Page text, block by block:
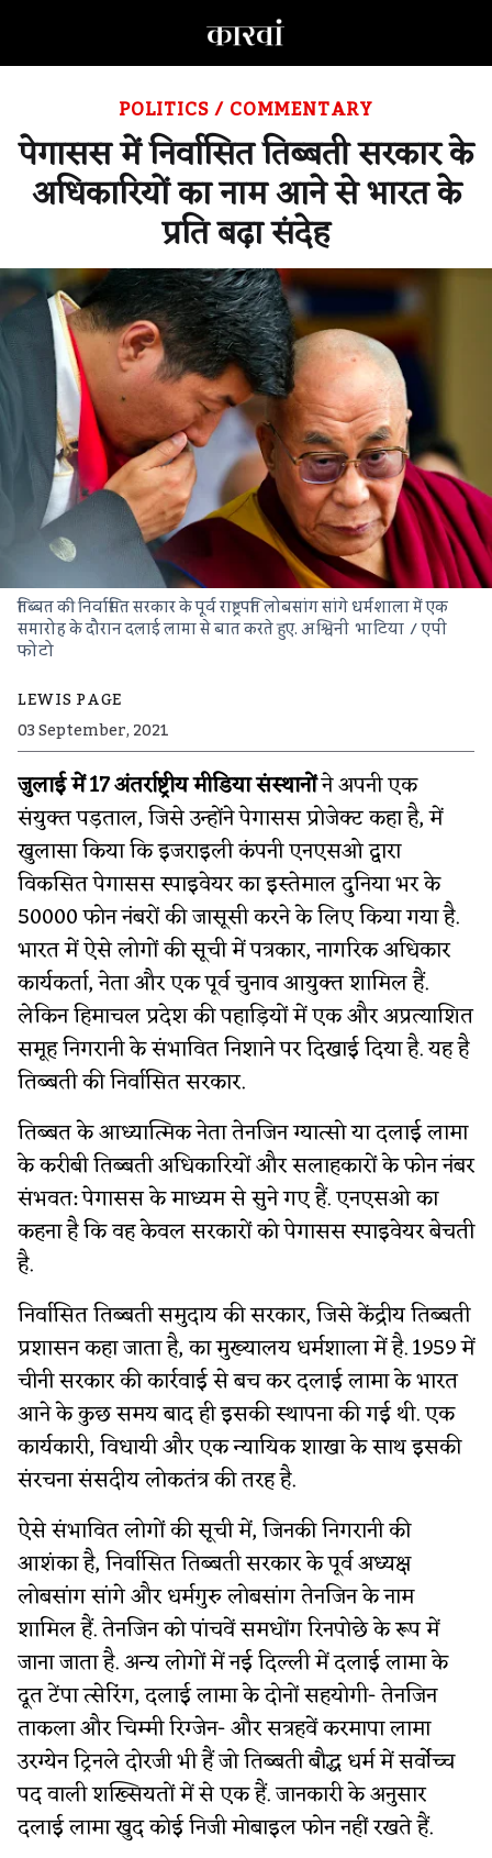
POLITICS/COMMENTARY
पेगासस में निर्वासित तिब्बती सरकार के
अधिकारियों का नाम आने से भारत के
प्रति बढ़ा संदेह
तिब्बत की निर्वासित सरकार के पूर्व राष्ट्रपति लोबसांग सांगे धर्मशाला में एक
समारोह के दौरान दलाई लामा से बात करते हुए.अश्विनी भाटिया / एपी
फोटो
LEWIS PAGE
03 September, 2021
जुलाई में 17 अंतर्राष्ट्रीय मीडिया संस्थानोंने अपनी एक
संयुक्त पड़ताल, जिसे उन्होंने पेगासस प्रोजेक्ट कहा है, में
खुलासा किया कि इजराइली कंपनी एनएसओ द्वारा
विकसित पेगासस स्पाइवेयर का इस्तेमाल दुनिया भर के
50000 फोन नंबरों की जासूसी करने के लिए किया गया है.
भारत में ऐसे लोगों की सूची में पत्रकार, नागरिक अधिकार
कार्यकर्ता, नेता और एक पूर्व चुनाव आयुक्त शामिल हैं.
लेकिन हिमाचल प्रदेश की पहाड़ियों में एक और अप्रत्याशित
समूह निगरानी के संभावित निशाने पर दिखाई दिया है. यह है
तिब्बती की निर्वासित सरकार.
तिब्बत के आध्यात्मिक नेता तेनजिन ग्यात्सो या दलाई लामा
के करीबी तिब्बती अधिकारियों और सलाहकारों के फोन नंबर
संभवत: पेगासस के माध्यम से सुने गए हैं. एनएसओ का
कहना है कि वह केवल सरकारों को पेगासस स्पाइवेयर बेचती
है.
निर्वासित तिब्बती समुदाय की सरकार, जिसे केंद्रीय तिब्बती
प्रशासन कहा जाता है, का मुख्यालय धर्मशाला में है. 1959 में
चीनी सरकार की कार्रवाई से बच कर दलाई लामा के भारत
आने के कुछ समय बाद ही इसकी स्थापना की गई थी. एक
कार्यकारी, विधायी और एक न्यायिक शाखा के साथ इसकी
संरचना संसदीय लोकतंत्र की तरह है.
ऐसे संभावित लोगों की सूची में, जिनकी निगरानी की
आशंका है, निर्वासित तिब्बती सरकार के पूर्व अध्यक्ष
लोबसांग सांगे और धर्मगुरु लोबसांग तेनजिन के नाम
शामिल हैं. तेनजिन को पांचवें समधोंग रिनपोछे के रूप में
जाना जाता है. अन्य लोगों में नई दिल्ली में दलाई लामा के
दूत टेंपा त्सेरिंग, दलाई लामा के दोनों सहयोगी- तेनजिन
ताकला और चिम्मी रिग्जेन- और सत्रहवें करमापा लामा
उरग्येन ट्रिनले दोरजी भी हैं जो तिब्बती बौद्ध धर्म में सर्वोच्च
पद वाली शख्सियतों में से एक हैं. जानकारी के अनुसार
दलाई लामा खुद कोई निजी मोबाइल फोन नहीं रखते हैं.